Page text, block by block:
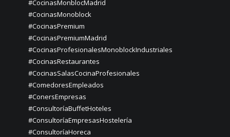
#CocinasMonblocMadrid
#CocinasMonoblock
#CocinasPremium
#CocinasPremiumMadrid
#CocinasProfesionalesMonoblockIndustriales
#CocinasRestaurantes
#CocinasSalasCocinaProfesionales
#ComedoresEmpleados
#ConersEmpresas
#ConsultoríaBuffetHoteles
#ConsultoríaEmpresasHostelería
#ConsultoríaHoreca